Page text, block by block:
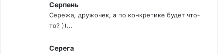
Серпень
Сережа, дружочек, а по конкретике будет что-
то? ))...
Серега